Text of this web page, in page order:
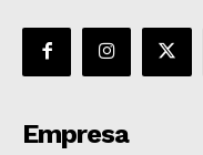
Empresa